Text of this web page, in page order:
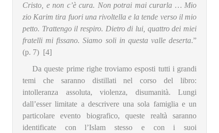
Cristo, e non c’è cura. Non potrai mai curarla … Mio
zio Karim tira fuori una rivoltella e la tende verso il mio
petto. Trattengo il respiro. Dietro di lui, quattro dei miei
fratelli mi fissano. Siamo soli in questa valle deserta.”
(p. 7) [4]
Da queste prime righe troviamo esposti tutti i grandi
temi che saranno distillati nel corso del libro:
intolleranza assoluta, violenza, disumanità. Lungi
dall’esser limitate a descrivere una sola famiglia e un
particolare evento biografico, queste realtà saranno
identificate con l’Islam stesso e con i suoi